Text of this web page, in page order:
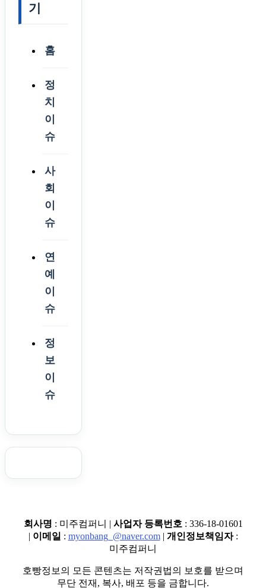
기
홈
정
치
이
슈
사
회
이
슈
연
예
이
슈
정
보
이
슈
회사명 : 미주컴퍼니 | 사업자 등록번호 : 336-18-01601
| 이메일 : myonbang_@naver.com| 개인정보책임자:
미주컴퍼니
호빵정보의 모든 콘텐츠는 저작권법의 보호를 받으며
무단 전재, 복사, 배포 등을 금합니다.